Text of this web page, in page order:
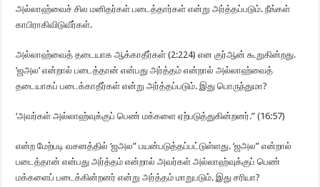
அல்லாஹ்வைச் சில மனிதர்கள் படைத்தார்கள் என்று அர்த்தப்படும். நீங்கள்
காபிராகிவிடுவீர்கள்.
அல்லாஹ்வைத் தடையாக ஆக்காதீர்கள் (2:224) என குர்ஆன் கூறுகின்றது.
‘ஜஅல’ என்றால் படைத்தான் என்பது அர்த்தம் என்றால் அல்லாஹ்வைத்
தடையாகப் படைக்காதீர்கள் என்று அர்த்தப்படும். இது பொருந்துமா?
‘அவர்கள் அல்லாஹ்வுக்குப் பெண் மக்களை ஏற்படுத்துகின்றனர்.” (16:57)
என்ற மேற்படி வசனத்தில் ‘ஜஅல” பயன்படுத்தப்பட்டுள்ளது. ‘ஜஅல” என்றால்
படைத்தான் என்பது அர்த்தம் என்றால் அவர்கள் அல்லாஹ்வுக்குப் பெண்
மக்களைப் படைக்கின்றனர் என்று அர்த்தம் மாறுபடும். இது சரியா?